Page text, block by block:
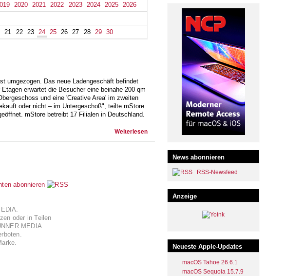
2020 2021 2022 2023 2024 2025
2026
21 22 23 24 25 26 27 28 29 30
umgezogen. Das neue Ladengeschäft befindet
erwartet die Besucher eine beinahe 200 qm
und eine 'Creative Area' im zweiten
oder nicht – im Untergeschoß", teilte mStore
mStore betreibt 17 Filialen in Deutschland.
Weiterlesen
abonnieren
oder in Teilen
MEDIA
News abonnieren
RSS-Newsfeed
Anzeige
Neueste Apple-Updates
macOS Tahoe 26.6.1
macOS Sequoia 15.7.9